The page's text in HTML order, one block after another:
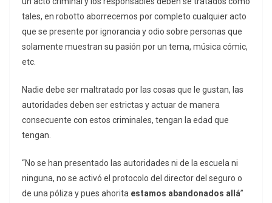
tales, en robotto aborrecemos por completo cualquier acto
que se presente por ignorancia y odio sobre personas que
solamente muestran su pasión por un tema, música cómic,
etc.
Nadie debe ser maltratado por las cosas que le gustan, las
autoridades deben ser estrictas y actuar de manera
consecuente con estos criminales, tengan la edad que
tengan.
“No se han presentado las autoridades ni de la escuela ni
ninguna, no se activó el protocolo del director del seguro o
de una póliza y pues ahorita estamos abandonados allá”